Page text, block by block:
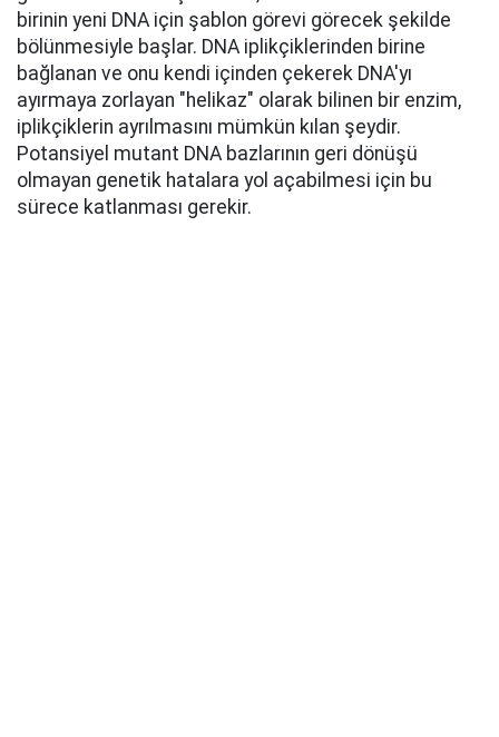
birinin yeni DNA için şablon görevi görecek şekilde
bölünmesiyle başlar. DNA iplikçiklerinden birine
bağlanan ve onu kendi içinden çekerek DNA'yı
ayırmaya zorlayan "helikaz" olarak bilinen bir enzim,
iplikçiklerin ayrılmasını mümkün kılan şeydir.
Potansiyel mutant DNA bazlarının geri dönüşü
olmayan genetik hatalara yol açabilmesi için bu
sürece katlanması gerekir.